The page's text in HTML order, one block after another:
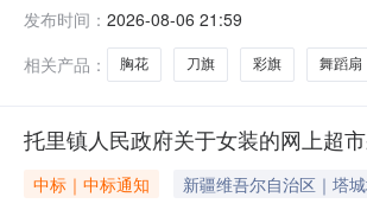
政区划编码:653129项目所在行政
发布时间： 2026-08-06 21:59
相关产品：
胸花 刀旗 彩旗 舞蹈扇
托里镇人民政府关于女装的网上超
中标｜中标通知 新疆维吾尔自治区｜塔